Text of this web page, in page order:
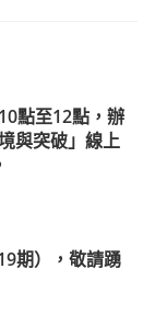
點至12點，辦
與突破」線上
期），敬請踴